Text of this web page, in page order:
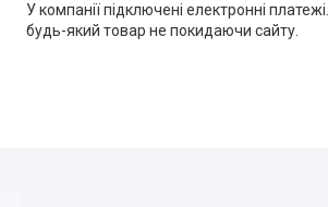
У компанії підключені електронні
будь-який товар не покидаючи сайту.